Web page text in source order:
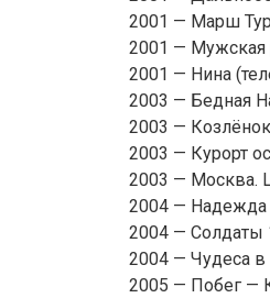
2001 — Марш
2001 — Мужская
2001 — Нина
2003 — Бедная
2003 —
2003 — Курорт
2003 — Москва.
2004 — Надежда
2004 — Солдаты
2004 — Чудеса
2005 — Побег —